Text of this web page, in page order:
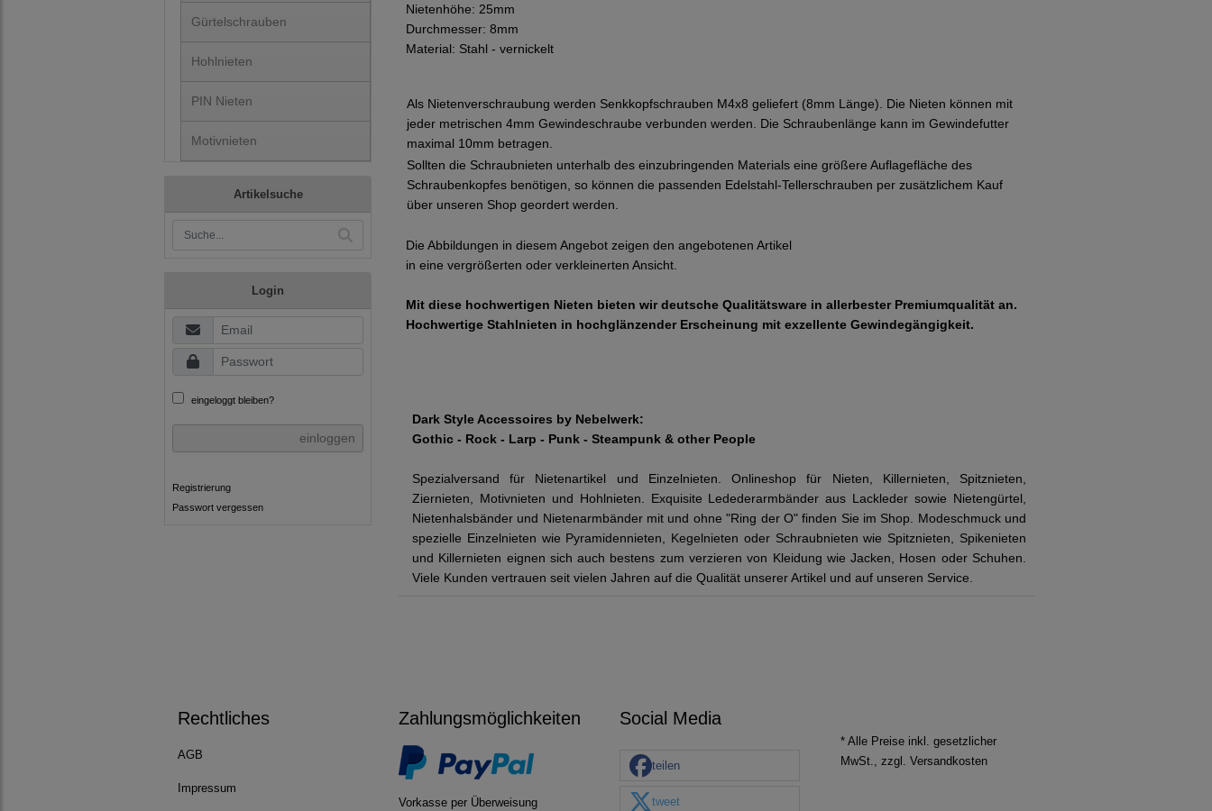
Gürtelschrauben
Hohlnieten
PIN Nieten
Motivnieten
Artikelsuche
Login
eingeloggt bleiben?
einloggen
Registrierung
Passwort vergessen
Nietenhöhe: 25mm
Durchmesser: 8mm
Material: Stahl - vernickelt
Als Nietenverschraubung werden Senkkopfschrauben M4x8 geliefert (8mm Länge). Die Nieten können mit
jeder metrischen 4mm Gewindeschraube verbunden werden. Die Schraubenlänge kann im Gewindefutter
maximal 10mm betragen.
Sollten die Schraubnieten unterhalb des einzubringenden Materials eine größere Auflagefläche des
Schraubenkopfes benötigen, so können die passenden Edelstahl-Tellerschrauben per zusätzlichem Kauf
über unseren Shop geordert werden.
Die Abbildungen in diesem Angebot zeigen den angebotenen Artikel
in eine vergrößerten oder verkleinerten Ansicht.
Mit diese hochwertigen Nieten bieten wir deutsche Qualitätsware in allerbester Premiumqualität an.
Hochwertige Stahlnieten in hochglänzender Erscheinung mit exzellente Gewindegängigkeit.
Dark Style Accessoires by Nebelwerk:
Gothic - Rock - Larp - Punk - Steampunk & other People
Spezialversand für Nietenartikel und Einzelnieten. Onlineshop für Nieten, Killernieten, Spitznieten,
Ziernieten, Motivnieten und Hohlnieten. Exquisite Ledederarmbänder aus Lackleder sowie Nietengürtel,
Nietenhalsbänder und Nietenarmbänder mit und ohne "Ring der O" finden Sie im Shop. Modeschmuck und
spezielle Einzelnieten wie Pyramidennieten, Kegelnieten oder Schraubnieten wie Spitznieten, Spikenieten
und Killernieten eignen sich auch bestens zum verzieren von Kleidung wie Jacken, Hosen oder Schuhen.
Viele Kunden vertrauen seit vielen Jahren auf die Qualität unserer Artikel und auf unseren Service.
Rechtliches
AGB
Impressum
Zahlungsmöglichkeiten
Vorkasse per Überweisung
Social Media
teilen
tweet
* Alle Preise inkl. gesetzlicher
MwSt., zzgl. Versandkosten